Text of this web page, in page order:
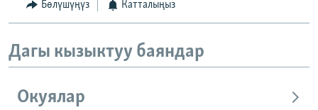
Бөлүшүңүз Катталыңыз
Дагы кызыктуу баяндар
Окуялар